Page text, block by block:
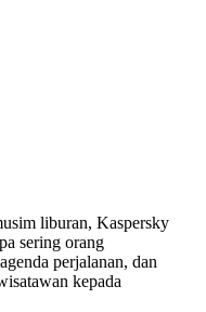
liburan, Kaspersky
sering orang
perjalanan, dan
kepada